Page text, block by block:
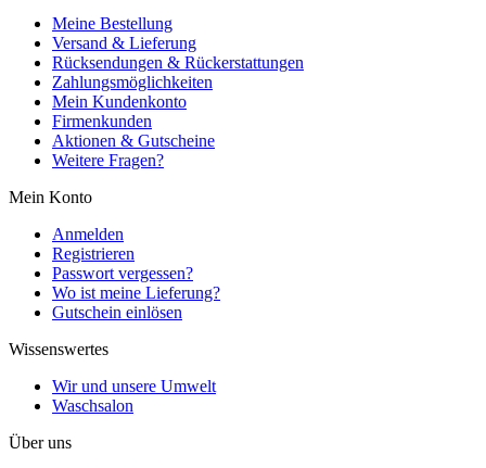
Meine Bestellung
Versand & Lieferung
Rücksendungen & Rückerstattungen
Zahlungsmöglichkeiten
Mein Kundenkonto
Firmenkunden
Aktionen & Gutscheine
Weitere Fragen?
Mein Konto
Anmelden
Registrieren
Passwort vergessen?
Wo ist meine Lieferung?
Gutschein einlösen
Wissenswertes
Wir und unsere Umwelt
Waschsalon
Über uns